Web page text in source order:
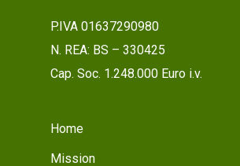
P.IVA 01637290980
N. REA: BS – 330425
Cap. Soc. 1.248.000 Euro i.v.
Home
Mission